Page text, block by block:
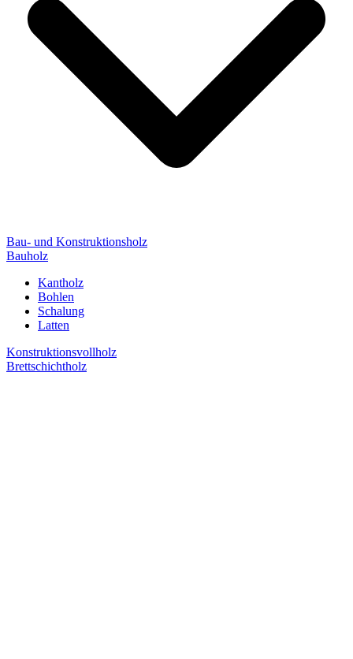
Bau- und Konstruktionsholz
Bauholz
Kantholz
Bohlen
Schalung
Latten
Konstruktionsvollholz
Brettschichtholz